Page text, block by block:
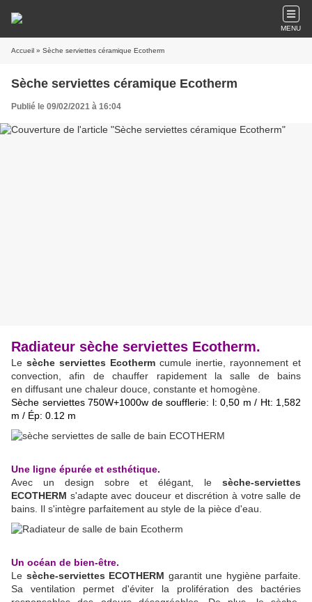
MENU
Accueil » Sèche serviettes céramique Ecotherm
Sèche serviettes céramique Ecotherm
Publié le 09/02/2021 à 16:04
Radiateur sèche serviettes Ecotherm.
Le sèche serviettes Ecotherm cumule inertie, rayonnement et
convection, afin de chauffer rapidement la salle de bains
en diffusant une chaleur douce, constante et homogène.
Sèche serviettes 750W+1000w de soufflerie: l: 0,50 m / Ht: 1,582
m / Ép: 0.12 m
Une ligne épurée et esthétique.
Avec un design sobre et élégant, le sèche-serviettes
ECOTHERM s'adapte avec douceur et discrétion à votre salle de
bains. Il s'intègre parfaitement au style de la pièce d'eau.
Un océan de bien-être.
Le sèche-serviettes ECOTHERM garantit une hygiène parfaite.
Sa ventilation permet d'éviter la prolifération des bactéries